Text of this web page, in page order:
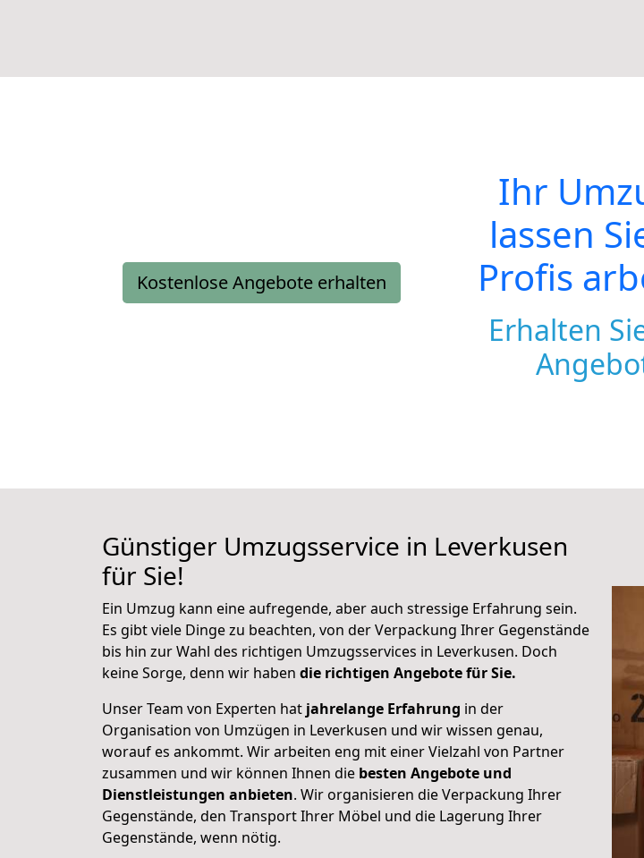
Kostenlose Angebote erhalten
Ihr
lassen
Profis
Erhalten
Günstiger Umzugsservice in Leverkusen
für Sie!
Ein Umzug kann eine aufregende, aber auch stressige Erfahrung sein.
Es gibt viele Dinge zu beachten, von der Verpackung Ihrer Gegenstände
bis hin zur Wahl des richtigen Umzugsservices in Leverkusen. Doch
keine Sorge, denn wir haben die richtigen Angebote für Sie.
Unser Team von Experten hat jahrelange Erfahrung in der
Organisation von Umzügen in Leverkusen und wir wissen genau,
worauf es ankommt. Wir arbeiten eng mit einer Vielzahl von Partner
zusammen und wir können Ihnen die besten Angebote und
Dienstleistungen anbieten. Wir organisieren die Verpackung Ihrer
Gegenstände, den Transport Ihrer Möbel und die Lagerung Ihrer
Gegenstände, wenn nötig.